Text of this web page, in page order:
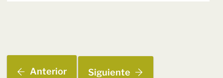
Anterior Siguiente